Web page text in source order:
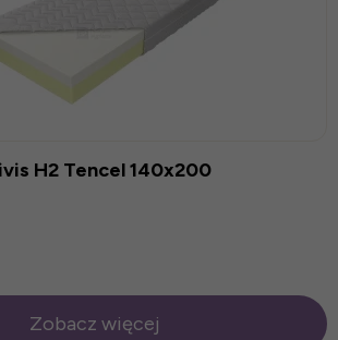
H2 Tencel 140x200
Zobacz więcej